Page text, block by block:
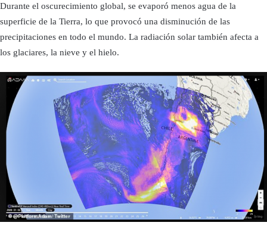
Durante el oscurecimiento global, se evaporó menos agua de la
superficie de la Tierra, lo que provocó una disminución de las
precipitaciones en todo el mundo. La radiación solar también afecta a
los glaciares, la nieve y el hielo.